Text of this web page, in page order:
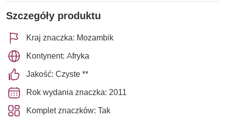
Szczegóły produktu
Kraj znaczka: Mozambik
Kontynent: Afryka
Jakość: Czyste **
Rok wydania znaczka: 2011
Komplet znaczków: Tak